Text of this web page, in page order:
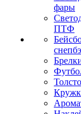
фары
ПТФ